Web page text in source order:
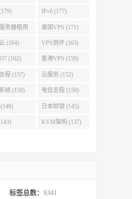
IPv6 (177)
务器租用 美国VPS (171)
(164) VPS测评 (163)
(162) 香港VPS (159)
程 (157) 云服务 (152)
统 (150) 电信去程 (150)
日本软银 (145)
KVM架构 (137)
标签总数： 9341